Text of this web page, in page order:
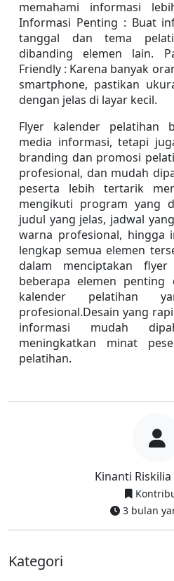
Kinanti
3 bulan
memahami informasi
Informasi Penting : Buat
tanggal dan tema
dibanding elemen lain.
Friendly : Karena banyak
smartphone, pastikan
dengan jelas di layar kecil.
Flyer kalender pelatihan
media informasi, tetapi
branding dan promosi
profesional, dan mudah
peserta lebih tertarik
mengikuti program yang
judul yang jelas, jadwal
warna profesional, hingga
lengkap semua elemen
dalam menciptakan
beberapa elemen
kalender pelatihan
profesional.Desain yang
informasi mudah
meningkatkan minat
pelatihan.
Kategori